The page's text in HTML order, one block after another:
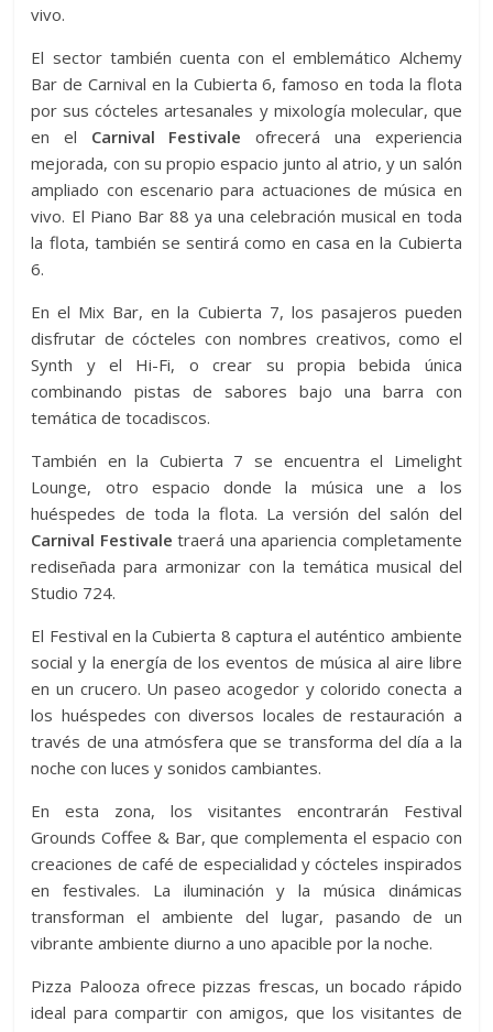
vivo.
El sector también cuenta con el emblemático Alchemy
Bar de Carnival en la Cubierta 6, famoso en toda la flota
por sus cócteles artesanales y mixología molecular, que
en el Carnival Festivale ofrecerá una experiencia
mejorada, con su propio espacio junto al atrio, y un salón
ampliado con escenario para actuaciones de música en
vivo. El Piano Bar 88 ya una celebración musical en toda
la flota, también se sentirá como en casa en la Cubierta
6.
En el Mix Bar, en la Cubierta 7, los pasajeros pueden
disfrutar de cócteles con nombres creativos, como el
Synth y el Hi-Fi, o crear su propia bebida única
combinando pistas de sabores bajo una barra con
temática de tocadiscos.
También en la Cubierta 7 se encuentra el Limelight
Lounge, otro espacio donde la música une a los
huéspedes de toda la flota. La versión del salón del
Carnival Festivale traerá una apariencia completamente
rediseñada para armonizar con la temática musical del
Studio 724.
El Festival en la Cubierta 8 captura el auténtico ambiente
social y la energía de los eventos de música al aire libre
en un crucero. Un paseo acogedor y colorido conecta a
los huéspedes con diversos locales de restauración a
través de una atmósfera que se transforma del día a la
noche con luces y sonidos cambiantes.
En esta zona, los visitantes encontrarán Festival
Grounds Coffee & Bar, que complementa el espacio con
creaciones de café de especialidad y cócteles inspirados
en festivales. La iluminación y la música dinámicas
transforman el ambiente del lugar, pasando de un
vibrante ambiente diurno a uno apacible por la noche.
Pizza Palooza ofrece pizzas frescas, un bocado rápido
ideal para compartir con amigos, que los visitantes de